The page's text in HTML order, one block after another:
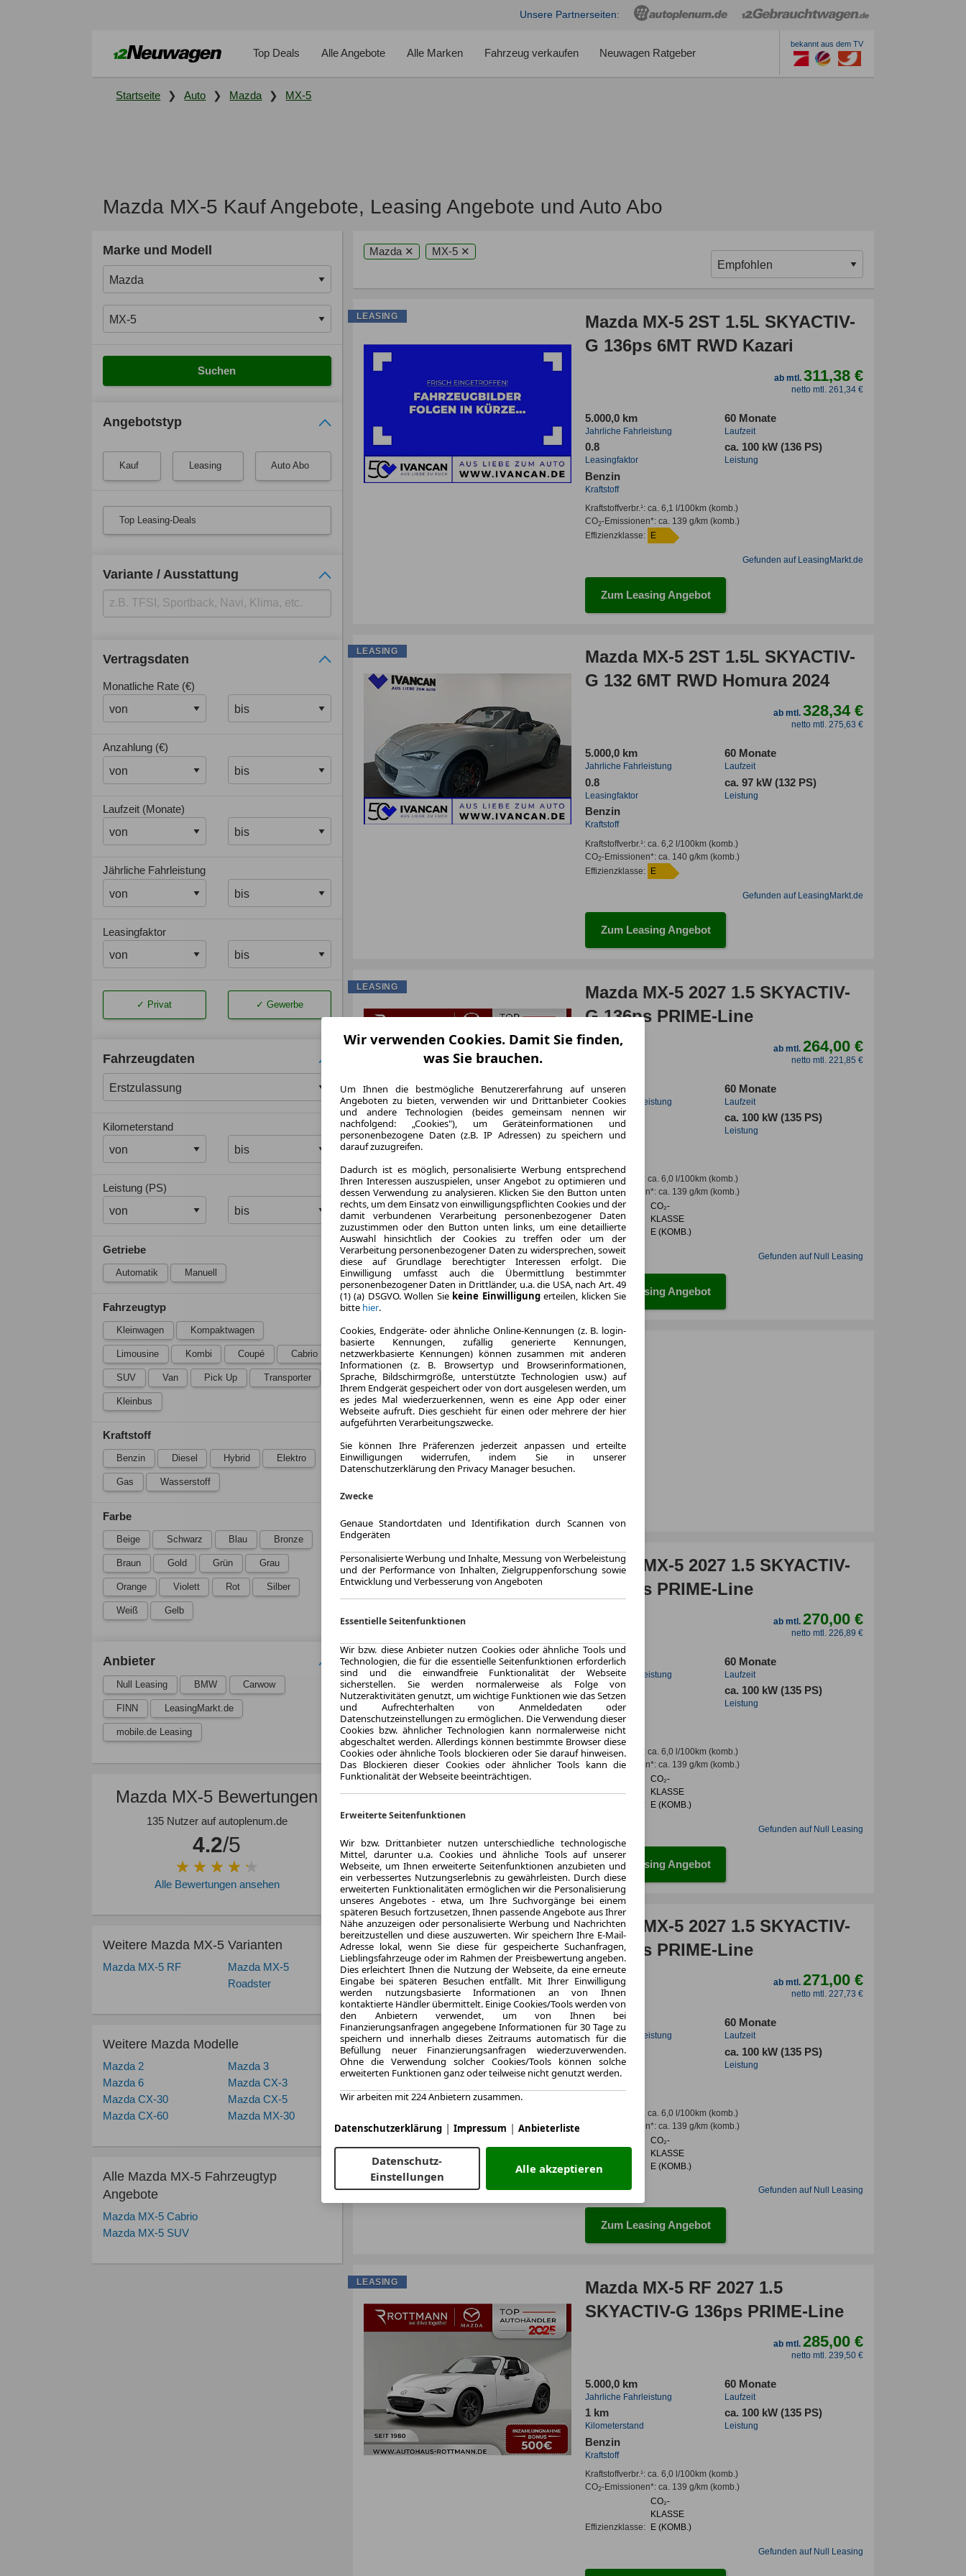
Unsere Partnerseiten:
Top Deals Alle Angebote Alle Marken Fahrzeug verkaufen Neuwagen Ratgeber
bekannt aus dem TV
Startseite Auto Mazda MX-5
Mazda MX-5 Kauf Angebote, Leasing Angebote und Auto Abo
Marke und Modell
Suchen
Angebotstyp
Kauf Leasing Auto Abo
Top Leasing-Deals
Variante / Ausstattung
Vertragsdaten
Monatliche Rate (€)
Anzahlung (€)
Laufzeit (Monate)
Jährliche Fahrleistung
Leasingfaktor
Privat Gewerbe
Fahrzeugdaten
Kilometerstand
Leistung (PS)
Getriebe
Automatik Manuell
Fahrzeugtyp
Kleinwagen Kompaktwagen
Limousine Kombi Coupé Cabrio
SUV Van Pick Up Transporter
Kleinbus
Kraftstoff
Benzin Diesel Hybrid Elektro
Gas Wasserstoff
Farbe
Beige Schwarz Blau Bronze
Braun Gold Grün Grau
Orange Violett Rot Silber
Weiß Gelb
Anbieter
Null Leasing BMW Carwow
FINN LeasingMarkt.de
mobile.de Leasing
Mazda MX-5 Bewertungen
135 Nutzer auf autoplenum.de
4.2/5
Alle Bewertungen ansehen
Weitere Mazda MX-5 Varianten
Mazda MX-5 RF
Mazda MX-5
Roadster
Weitere Mazda Modelle
Mazda 2
Mazda 3
Mazda 6
Mazda CX-3
Mazda CX-30
Mazda CX-5
Mazda CX-60
Mazda MX-30
Alle Mazda MX-5 Fahrzeugtyp
Angebote
Mazda MX-5 Cabrio
Mazda MX-5 SUV
Mazda ✕ MX-5 ✕
Mazda MX-5 2ST 1.5L SKYACTIV-
G 136ps 6MT RWD Kazari
ab mtl.311,38 €
netto mtl. 261,34 €
5.000,0 km
Jahrliche Fahrleistung
60 Monate
Laufzeit
0.8
Leasingfaktor
ca. 100 kW (136 PS)
Leistung
Benzin
Kraftstoff
Kraftstoffverbr.¹: ca. 6,1 l/100km(komb.)
CO2-Emissionen*: ca. 139 g/km(komb.)
Effizienzklasse:
E
Gefunden auf LeasingMarkt.de
Zum Leasing Angebot
LEASING
Mazda MX-5 2ST 1.5L SKYACTIV-
G 132 6MT RWD Homura 2024
ab mtl.328,34 €
netto mtl. 275,63 €
5.000,0 km
Jahrliche Fahrleistung
60 Monate
Laufzeit
0.8
Leasingfaktor
ca. 97 kW (132 PS)
Leistung
Benzin
Kraftstoff
Kraftstoffverbr.¹: ca. 6,2 l/100km(komb.)
CO2-Emissionen*: ca. 140 g/km(komb.)
Effizienzklasse: E
Gefunden auf LeasingMarkt.de
Zum Leasing Angebot
LEASING
Mazda MX-5 2027 1.5 SKYACTIV-
G 136ps PRIME-Line
ab mtl.264,00 €
netto mtl. 221,85 €
5.000,0 km
Jahrliche Fahrleistung
60 Monate
Laufzeit
1 km
Kilometerstand
ca. 100 kW (135 PS)
Leistung
Kraftstoffverbr.¹: ca. 6,0 l/100km(komb.)
CO 2-Emissionen*: ca. 139 g/km(komb.)
Effizienzklasse:
CO₂-
KLASSE
E (KOMB.)
Gefunden auf Null Leasing
Zum Leasing Angebot
LEASING
Mazda MX-5 2027 1.5 SKYACTIV-
G 136ps PRIME-Line
ab mtl.270,00 €
netto mtl. 226,89 €
5.000,0 km
Jahrliche Fahrleistung
60 Monate
Laufzeit
1 km
Kilometerstand
ca. 100 kW (135 PS)
Leistung
Benzin
Kraftstoff
Kraftstoffverbr.¹: ca. 6,0 l/100km(komb.)
CO2 -Emissionen*: ca. 139 g/km(komb.)
Effizienzklasse:
CO₂-
KLASSE
E (KOMB.)
Gefunden auf Null Leasing
Zum Leasing Angebot
LEASING
Mazda MX-5 2027 1.5 SKYACTIV-
G 136ps PRIME-Line
ab mtl.271,00 €
netto mtl. 227,73 €
5.000,0 km
Jahrliche Fahrleistung
60 Monate
Laufzeit
1 km
Kilometerstand
ca. 100 kW (135 PS)
Leistung
Kraftstoff
Kraftstoffverbr.¹: ca. 6,0 l/100km(komb.)
-Emissionen*: ca. 139 g/km(komb.)
Effizienzklasse:
CO₂-
KLASSE
E (KOMB.)
Gefunden auf Null Leasing
Zum Leasing Angebot
LEASING
Mazda MX-5 RF 2027 1.5
SKYACTIV-G 136ps PRIME-Line
ab mtl.285,00 €
netto mtl. 239,50 €
5.000,0 km
Jahrliche Fahrleistung
60 Monate
Laufzeit
1 km
Kilometerstand
ca. 100 kW (135 PS)
Leistung
Benzin
Kraftstoff
Kraftstoffverbr.¹: ca. 6,0 l/100km(komb.)
CO2-Emissionen*: ca. 139 g/km(komb.)
Effizienzklasse:
CO₂-
KLASSE
E (KOMB.)
Gefunden auf Null Leasing
LEASING
Wir verwenden Cookies. Damit Sie finden,
was Sie brauchen.
Um Ihnen die bestmögliche Benutzererfahrung auf unseren
Angeboten zu bieten, verwenden wir und Drittanbieter Cookies
und andere Technologien (beides gemeinsam nennen wir
nachfolgend: „Cookies"), um Geräteinformationen und
personenbezogene Daten (z.B. IP Adressen) zu speichern und
darauf zuzugreifen.
Dadurch ist es möglich, personalisierte Werbung entsprechend
Ihren Interessen auszuspielen, unser Angebot zu optimieren und
dessen Verwendung zu analysieren. Klicken Sie den Button unten
rechts, um dem Einsatz von einwilligungspflichten Cookies und der
damit verbundenen Verarbeitung personenbezogener Daten
zuzustimmen oder den Button unten links, um eine detaillierte
Auswahl hinsichtlich der Cookies zu treffen oder um der
Verarbeitung personenbezogener Daten zu widersprechen, soweit
diese auf Grundlage berechtigter Interessen erfolgt. Die
Einwilligung umfasst auch die Übermittlung bestimmter
personenbezogener Daten in Drittländer, u.a. die USA, nach Art. 49
(1) (a) DSGVO. Wollen Sie keine Einwilligungerteilen, klicken Sie
bitte hier.
Cookies, Endgeräte- oder ähnliche Online-Kennungen (z. B. login-
basierte Kennungen, zufällig generierte Kennungen,
netzwerkbasierte Kennungen) können zusammen mit anderen
Informationen (z. B. Browsertyp und Browserinformationen,
Sprache, Bildschirmgröße, unterstützte Technologien usw.) auf
Ihrem Endgerät gespeichert oder von dort ausgelesen werden, um
es jedes Mal wiederzuerkennen, wenn es eine App oder einer
Webseite aufruft. Dies geschieht für einen oder mehrere der hier
aufgeführten Verarbeitungszwecke.
Sie können Ihre Präferenzen jederzeit anpassen und erteilte
Einwilligungen widerrufen, indem Sie in unserer
Datenschutzerklärung den Privacy Manager besuchen.
Zwecke
Genaue Standortdaten und Identifikation durch Scannen von
Endgeräten
Personalisierte Werbung und Inhalte, Messung von Werbeleistung
und der Performance von Inhalten, Zielgruppenforschung sowie
Entwicklung und Verbesserung von Angeboten
Essentielle Seitenfunktionen
Wir bzw. diese Anbieter nutzen Cookies oder ähnliche Tools und
Technologien, die für die essentielle Seitenfunktionen erforderlich
sind und die einwandfreie Funktionalität der Webseite
sicherstellen. Sie werden normalerweise als Folge von
Nutzeraktivitäten genutzt, um wichtige Funktionen wie das Setzen
und Aufrechterhalten von Anmeldedaten oder
Datenschutzeinstellungen zu ermöglichen. Die Verwendung dieser
Cookies bzw. ähnlicher Technologien kann normalerweise nicht
abgeschaltet werden. Allerdings können bestimmte Browser diese
Cookies oder ähnliche Tools blockieren oder Sie darauf hinweisen.
Das Blockieren dieser Cookies oder ähnlicher Tools kann die
Funktionalität der Webseite beeinträchtigen.
Erweiterte Seitenfunktionen
Wir bzw. Drittanbieter nutzen unterschiedliche technologische
Mittel, darunter u.a. Cookies und ähnliche Tools auf unserer
Webseite, um Ihnen erweiterte Seitenfunktionen anzubieten und
ein verbessertes Nutzungserlebnis zu gewährleisten. Durch diese
erweiterten Funktionalitäten ermöglichen wir die Personalisierung
unseres Angebotes - etwa, um Ihre Suchvorgänge bei einem
späteren Besuch fortzusetzen, Ihnen passende Angebote aus Ihrer
Nähe anzuzeigen oder personalisierte Werbung und Nachrichten
bereitzustellen und diese auszuwerten. Wir speichern Ihre E-Mail-
Adresse lokal, wenn Sie diese für gespeicherte Suchanfragen,
Lieblingsfahrzeuge oder im Rahmen der Preisbewertung angeben.
Dies erleichtert Ihnen die Nutzung der Webseite, da eine erneute
Eingabe bei späteren Besuchen entfällt. Mit Ihrer Einwilligung
werden nutzungsbasierte Informationen an von Ihnen
kontaktierte Händler übermittelt. Einige Cookies/Tools werden von
den Anbietern verwendet, um von Ihnen bei
Finanzierungsanfragen angegebene Informationen für 30 Tage zu
speichern und innerhalb dieses Zeitraums automatisch für die
Befüllung neuer Finanzierungsanfragen wiederzuverwenden.
Ohne die Verwendung solcher Cookies/Tools können solche
erweiterten Funktionen ganz oder teilweise nicht genutzt werden.
Wir arbeiten mit 224 Anbietern zusammen.
Datenschutzerklärung | Impressum | Anbieterliste
Datenschutz-
Einstellungen
Alle akzeptieren